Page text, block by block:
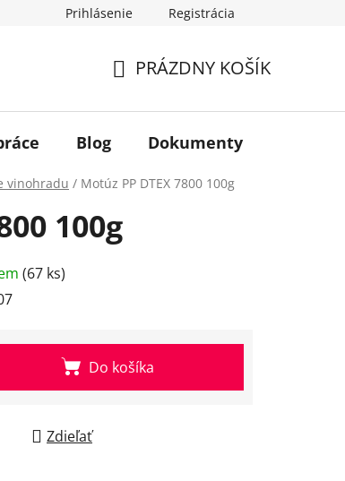
Prihlásenie Registrácia
KOŠÍK
PRÁZDNY KOŠÍK
Blog Dokumenty
vinohradu / Motúz PP DTEX 7800 100g
100g
(67 ks)
Do košíka
Zdieľať